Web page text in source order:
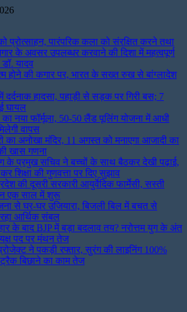
प्रोत्साहन, पारंपरिक कला को संरक्षित करने तथा
के अवसर उपलब्धर करवाने की दिशा में महत्वपूर्ण
यादव
होने की कगार पर, भारत के सख्त रुख से बांग्लादेश
दर्दनाक हादसा, पहाड़ी से सड़क पर गिरी बस; 7
घायल
नया फॉर्मूला, 50-50 लैंड पूलिंग योजना में आधी
वापस
का अनोखा मंदिर, 11 अगस्त को मनाएगा आजादी का
खास गणना
के प्रमुख सचिव ने बच्चों के साथ बैठकर देखी पढ़ाई,
शिक्षा की गुणवत्ता पर दिए सुझाव
की दूसरी सरकारी आयुर्वेदिक फार्मेसी, सस्ती
एक साल में शुरू
से घर-घर उजियारा, बिजली बिल में बचत से
रहा आर्थिक संबल
के बाद BJP में बड़ा बदलाव तय? नरोत्तम युग के अंत
पद पर मंथन तेज
ने पकड़ी रफ्तार, सुरंग की लाइनिंग 100%
बिछाने का काम तेज